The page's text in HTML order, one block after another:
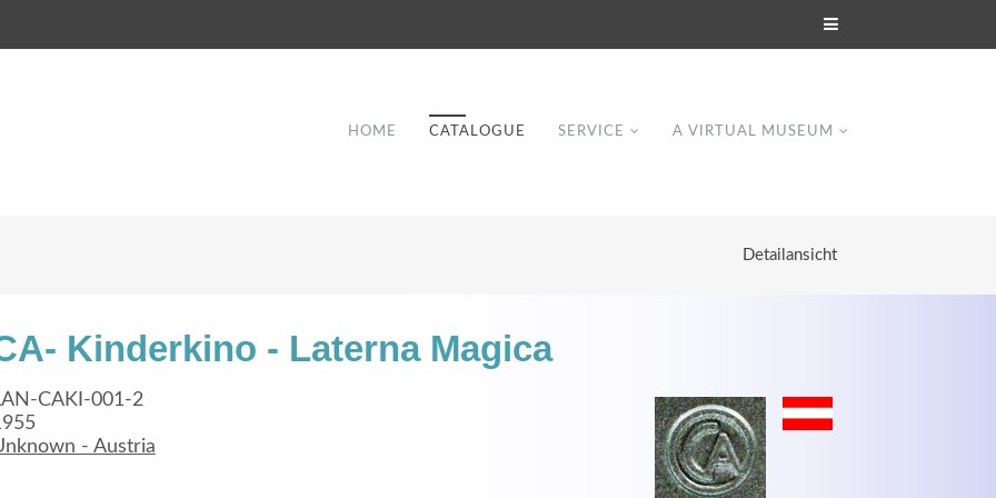
HOME CATALOGUE SERVICE A VIRTUAL MUSEUM
Detailansicht
Kinderkino - Laterna Magica
CAKI-001-2
- Austria
adipiscing elit. Aenean commodo ligula eget
Lorem ipsum dolor sit amet, consectetuer
adipiscing elit. Aenean commodo ligula eget
dolor.